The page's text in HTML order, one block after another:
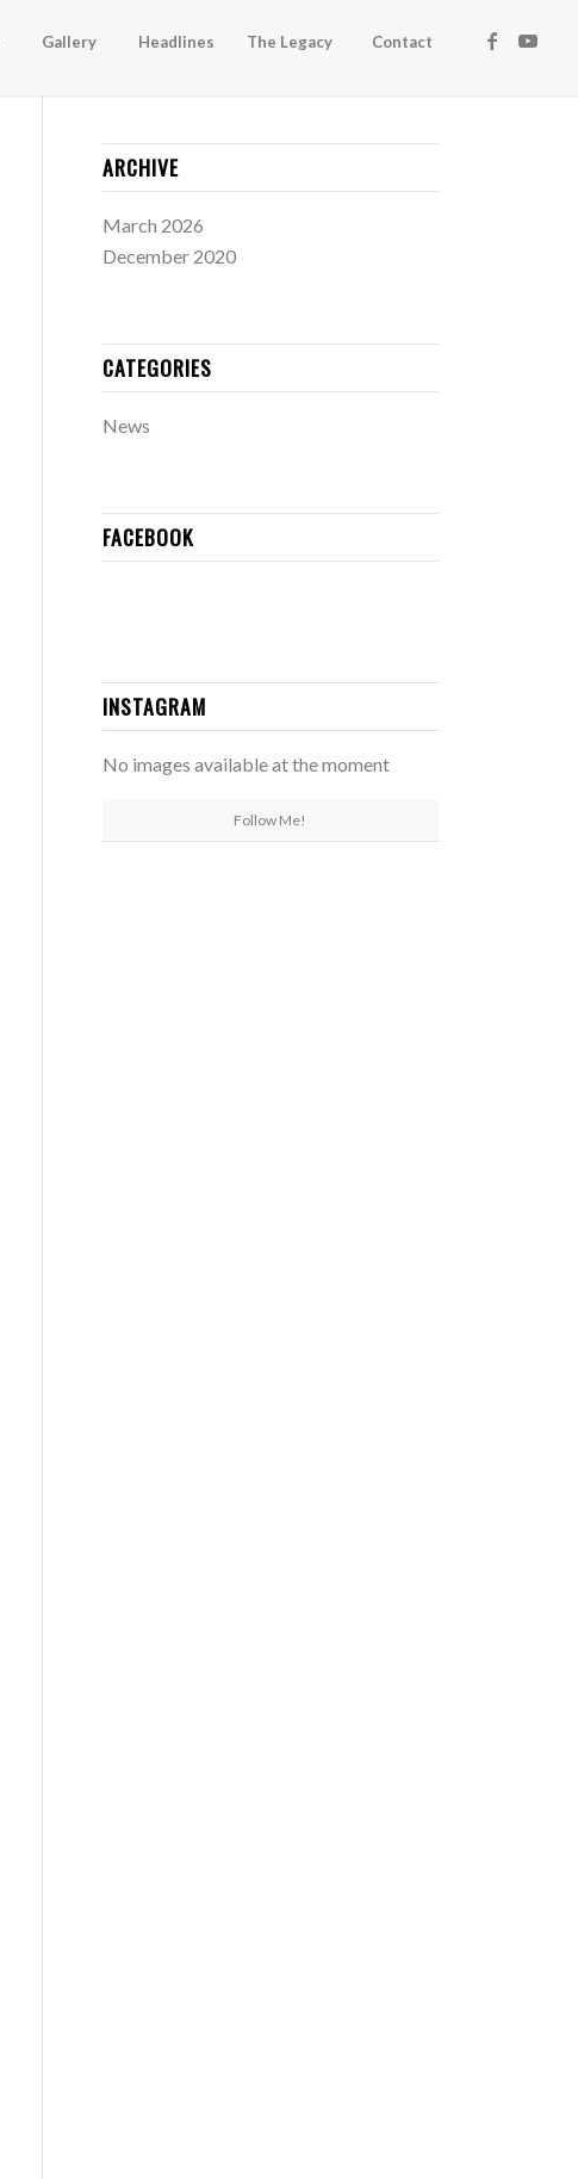
Gallery Headlines The Legacy Contact
ARCHIVE
March 2026
December 2020
CATEGORIES
News
FACEBOOK
INSTAGRAM
No images available at the moment
Follow Me!